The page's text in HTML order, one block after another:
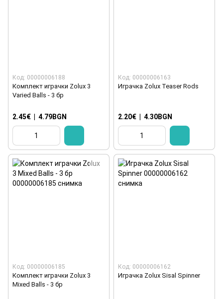
Код: 00000006188
Комплект играчки Zolux 3
Varied Balls - 3 бр
2.45€ | 4.79BGN
Код: 00000006163
Играчка Zolux Teaser Rods
2.20€ | 4.30BGN
Код: 00000006185
Комплект играчки Zolux 3
Mixed Balls - 3 бр
Код: 00000006162
Играчка Zolux Sisal Spinner